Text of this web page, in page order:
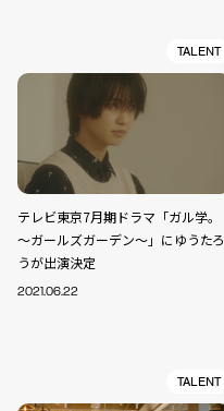
TALENT
テレビ東京7月期ドラマ「ガル学。
～ガールズガーデン～」にゆうたろ
うが出演決定
2021.06.22
TALENT